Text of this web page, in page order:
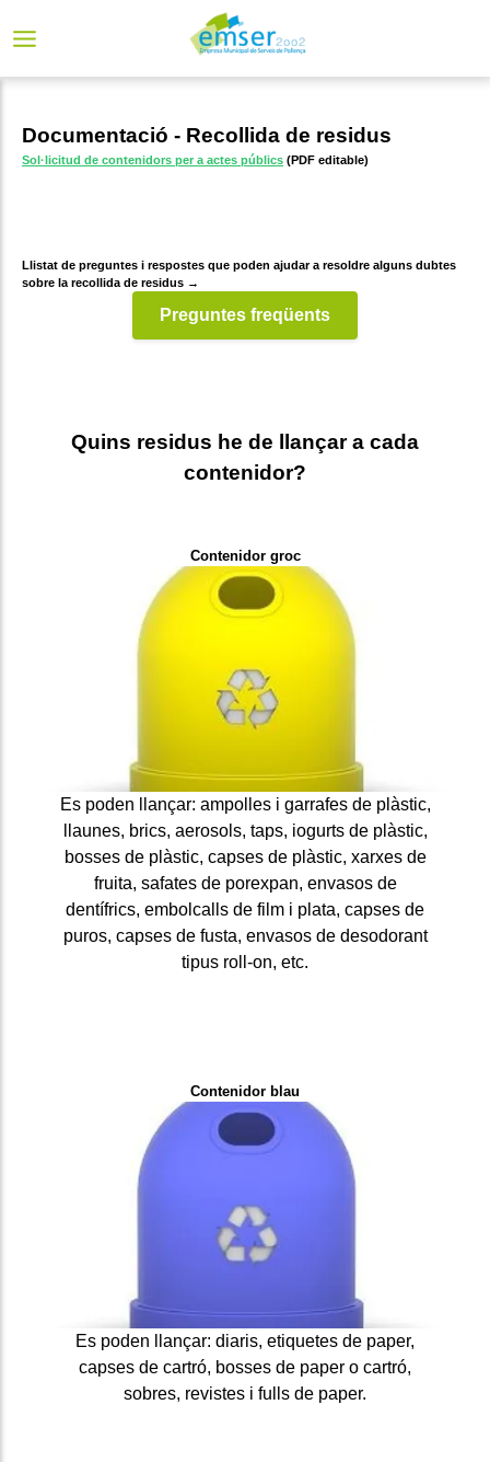
Documentació - Recollida de residus
Sol·licitud de contenidors per a actes públics (PDF editable)
Llistat de preguntes i respostes que poden ajudar a resoldre alguns dubtes
sobre la recollida de residus →
Preguntes freqüents
Quins residus he de llançar a cada
contenidor?
Contenidor groc
Es poden llançar: ampolles i garrafes de plàstic,
llaunes, brics, aerosols, taps, iogurts de plàstic,
bosses de plàstic, capses de plàstic, xarxes de
fruita, safates de porexpan, envasos de
dentífrics, embolcalls de film i plata, capses de
puros, capses de fusta, envasos de desodorant
tipus roll-on, etc.
Contenidor blau
Es poden llançar: diaris, etiquetes de paper,
capses de cartró, bosses de paper o cartró,
sobres, revistes i fulls de paper.